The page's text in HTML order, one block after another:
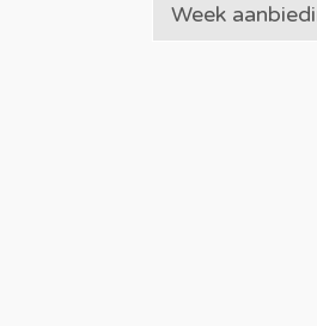
Week